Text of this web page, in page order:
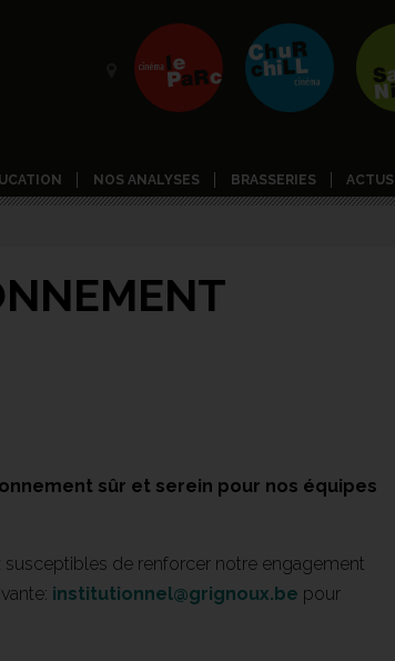
NOS ANALYSES BRASSERIES ACTUS
sûr et serein pour nos équipes
susceptibles de renforcer notre engagement
institutionnel@grignoux.be pour